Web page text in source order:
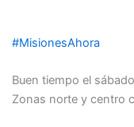
#MisionesAhora
Buen tiempo el
Zonas norte y centro